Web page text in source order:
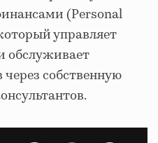
(Personal
управляет
обслуживает
собственную